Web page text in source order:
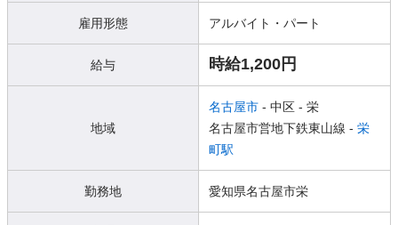
雇用形態 アルバイト・パート
給与 時給1,200円
地域
名古屋市 - 中区 - 栄
名古屋市営地下鉄東山線 - 栄
町駅
勤務地 愛知県名古屋市栄